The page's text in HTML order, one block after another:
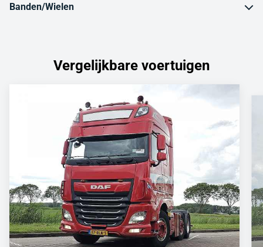
Banden/Wielen
Vergelijkbare voertuigen